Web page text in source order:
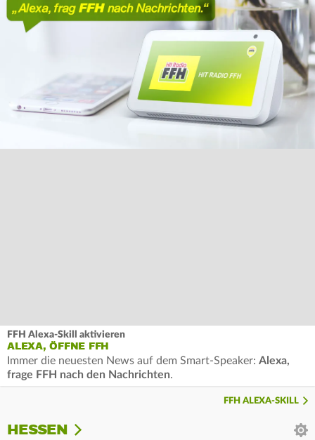
FFH Alexa-Skill aktivieren
ALEXA, ÖFFNE FFH
Immer die neuesten News auf dem Smart-Speaker: Alexa,
frage FFH nach den Nachrichten.
FFH ALEXA-SKILL
HESSEN